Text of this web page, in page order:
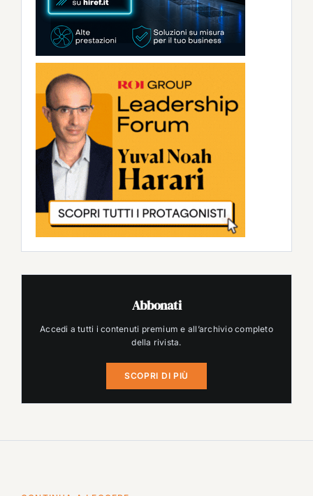
Abbonati
Accedi a tutti i contenuti premium e all’archivio completo
della rivista.
SCOPRI DI PIÙ